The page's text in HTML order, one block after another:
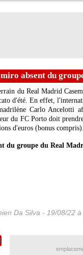
absent du
du Real Madrid
d'été. En effet,
Carlo Ancelotti
du FC Porto doit
d'euros (bonus compris).
du groupe du Real
Da Silva - 19/08/22